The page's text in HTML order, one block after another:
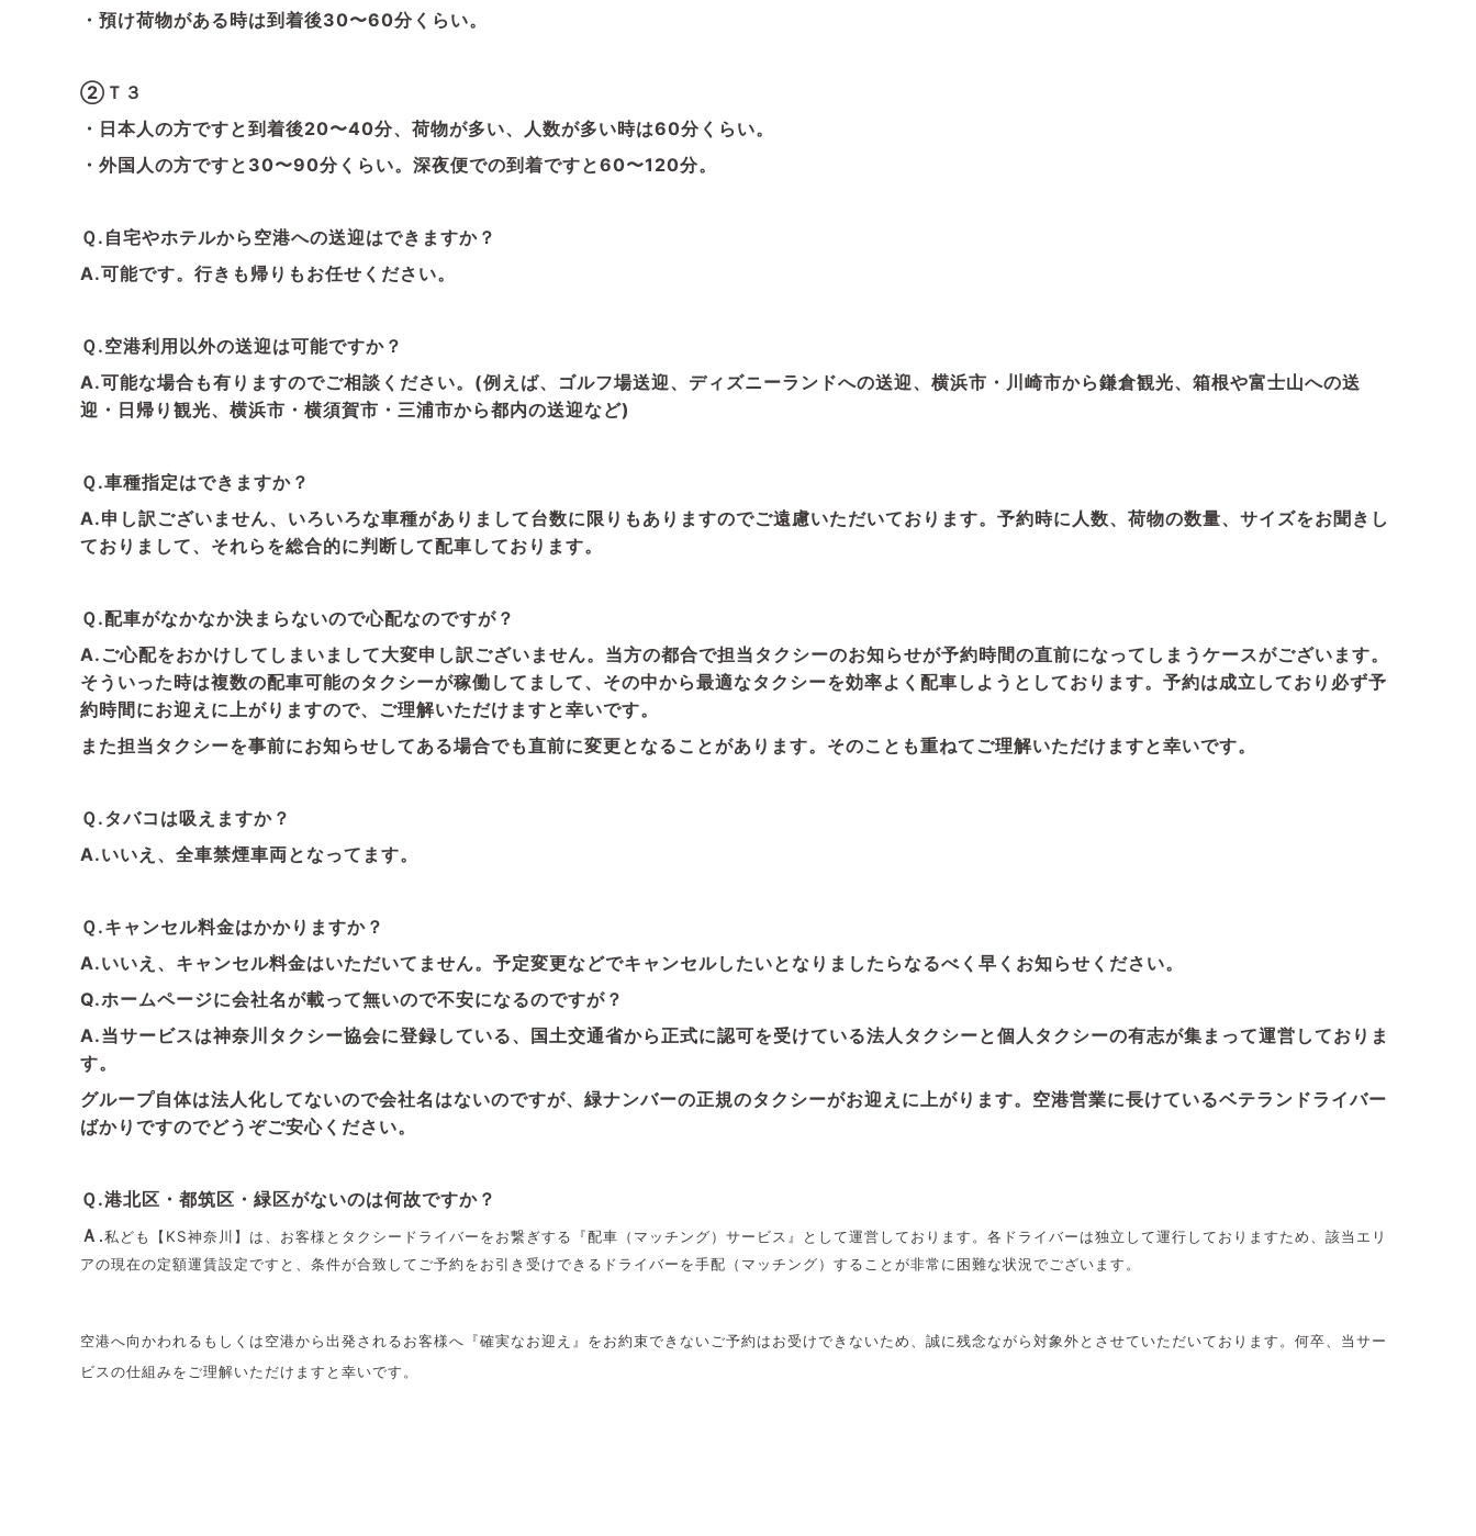
・預け荷物がある時は到着後30〜60分くらい。
②Ｔ３
・日本人の方ですと到着後20〜40分、荷物が多い、人数が多い時は60分くらい。
・外国人の方ですと30〜90分くらい。深夜便での到着ですと60〜120分。
Ｑ.自宅やホテルから空港への送迎はできますか？
A.可能です。行きも帰りもお任せください。
Ｑ.空港利用以外の送迎は可能ですか？
A.可能な場合も有りますのでご相談ください。(例えば、ゴルフ場送迎、ディズニーランドへの送迎、横浜市・川崎市から鎌倉観光、箱根や富士山への送
迎・日帰り観光、横浜市・横須賀市・三浦市から都内の送迎など)
Ｑ.車種指定はできますか？
A.申し訳ございません、いろいろな車種がありまして台数に限りもありますのでご遠慮いただいております。 予約時に人数、荷物の数量、サイズをお聞きし
ておりまして、それらを総合的に判断して配車しております。
Ｑ.配車がなかなか決まらないので心配なのですが？
A.ご心配をおかけしてしまいまして大変申し訳ございません。当方の都合で担当タクシーのお知らせが予約時間の直前になってしまうケースがございます。
そういった時は複数の配車可能のタクシーが稼働してまして、その中から最適なタクシーを効率よく配車しようとしております。予約は成立しており必ず予
約時間にお迎えに上がりますので、ご理解いただけますと幸いです。
また担当タクシーを事前にお知らせしてある場合でも直前に変更となることがあります。そのことも重ねてご理解いただけますと幸いです。
Ｑ.タバコは吸えますか？
A.いいえ、全車禁煙車両となってます。
Ｑ.キャンセル料金はかかりますか？
A.いいえ、キャンセル料金はいただいてません。予定変更などでキャンセルしたいとなりましたらなるべく早くお知らせください。
Q.ホームページに会社名が載って無いので不安になるのですが？
A.当サービスは神奈川タクシー協会に登録している、国土交通省から正式に認可を受けている法人タクシーと個人タクシーの有志が集まって運営しておりま
す。
グループ自体は法人化してないので会社名はないのですが、緑ナンバーの正規のタクシーがお迎えに上がります。空港営業に長けているベテランドライバー
ばかりですのでどうぞご安心ください。
Ｑ.港北区・都筑区・緑区がないのは何故ですか？
Ａ .私ども【KS神奈川】は、お客様とタクシードライバーをお繋ぎする『配車（マッチング）サービス』として運営しております。各ドライバーは独立して運行しておりますため、該当エリ
アの現在の定額運賃設定ですと、条件が合致してご予約をお引き受けできるドライバーを手配（マッチング）することが非常に困難な状況でございます。
空港へ向かわれるもしくは空港から出発されるお客様へ『確実なお迎え』をお約束できないご予約はお受けできないため、誠に残念ながら対象外とさせていただいております。何卒、当サー
ビスの仕組みをご理解いただけますと幸いです。